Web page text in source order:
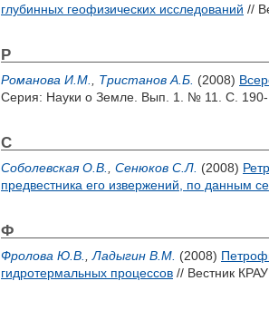
глубинных геофизических исследований //
Р
Романова И.М. Тристанов А.Б. (2008)
Серия: Науки о Земле. Вып. 1. № 11. С. 190-
С
Соболевская О.В. Сенюков С.Л. (2008)
предвестника его извержений, по данным
Ф
Фролова Ю.В. Ладыгин В.М. (2008)
гидротермальных процессов // Вестник